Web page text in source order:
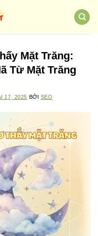
Mặt Trăng:
Từ Mặt Trăng
17, 2025 BỞI SEO